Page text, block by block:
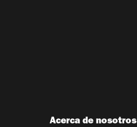
Acerca de nosotros